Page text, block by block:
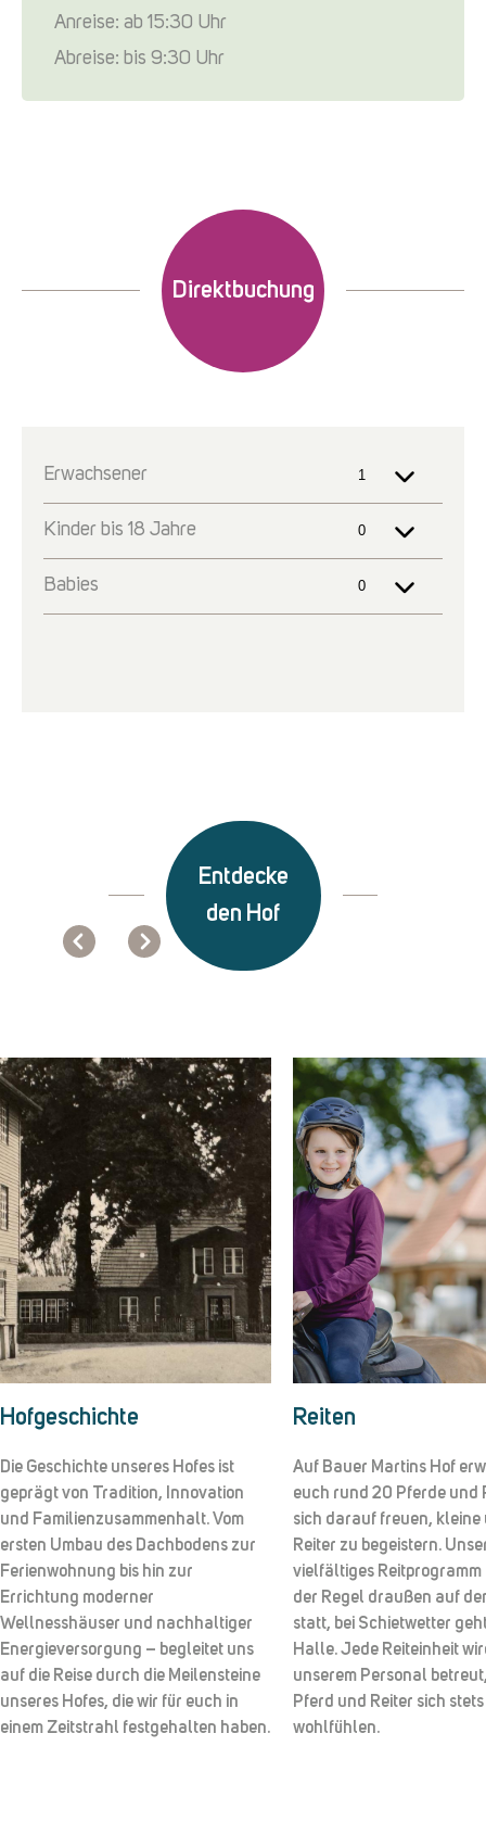
Anreise: ab 15:30 Uhr
Abreise: bis 9:30 Uhr
Direktbuchung
Entdecke
den Hof
Hofgeschichte
Die Geschichte unseres Hofes ist
geprägt von Tradition, Innovation
und Familienzusammenhalt. Vom
ersten Umbau des Dachbodens zur
Ferienwohnung bis hin zur
Errichtung moderner
Wellnesshäuser und nachhaltiger
Energieversorgung – begleitet uns
auf die Reise durch die Meilensteine
unseres Hofes, die wir für euch in
einem Zeitstrahl festgehalten haben.
Reiten
Auf Bauer Martins Hof
euch rund 20 Pferde und
sich darauf freuen, kleine
Reiter zu begeistern.
vielfältiges Reitprogramm
der Regel draußen auf
statt, bei Schietwetter
Halle. Jede Reiteinheit
unserem Personal
Pferd und Reiter sich stets
wohlfühlen.